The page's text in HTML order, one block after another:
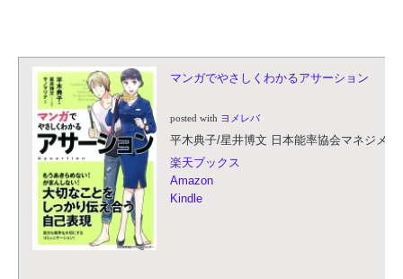
マンガでやさしくわかるアサーション
posted with ヨメレバ
平木典子/星井博文 日本能率協会マネジメ
楽天ブックス
Amazon
Kindle